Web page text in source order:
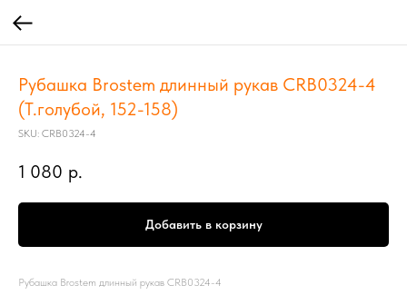
Рубашка Brostem длинный рукав CRB0324-4
(Т.голубой, 152-158)
SKU: CRB0324-4
1 080 р.
Добавить в корзину
Рубашка Brostem длинный рукав CRB0324-4